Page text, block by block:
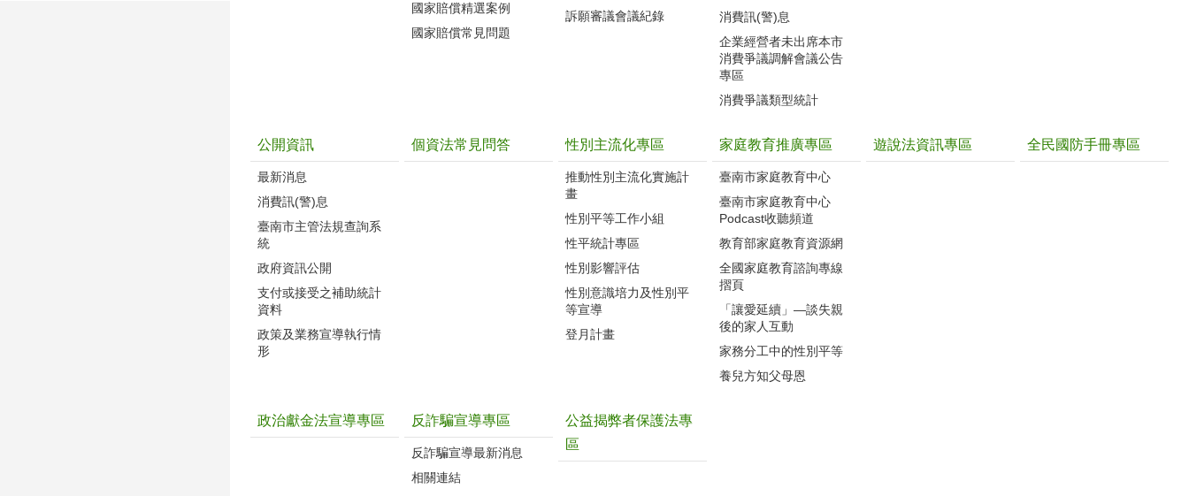
國家賠償精選案例
國家賠償常見問題
訴願審議會議紀錄
消費訊(警)息
企業經營者未出席本市
消費爭議調解會議公告
專區
消費爭議類型統計
公開資訊
最新消息
消費訊(警)息
臺南市主管法規查詢系
統
政府資訊公開
支付或接受之補助統計
資料
政策及業務宣導執行情
形
個資法常見問答 性別主流化專區
推動性別主流化實施計
畫
性別平等工作小組
性平統計專區
性別影響評估
性別意識培力及性別平
等宣導
登月計畫
家庭教育推廣專區
臺南市家庭教育中心
臺南市家庭教育中心
Podcast收聽頻道
教育部家庭教育資源網
全國家庭教育諮詢專線
摺頁
「讓愛延續」―談失親
後的家人互動
家務分工中的性別平等
養兒方知父母恩
遊說法資訊專區 全民國防手冊專區
政治獻金法宣導專區 反詐騙宣導專區
反詐騙宣導最新消息
相關連結
公益揭弊者保護法專
區